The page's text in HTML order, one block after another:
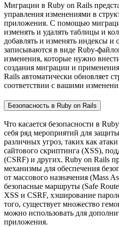
Миграции в Ruby on Rails
управления изменениями в
приложения. С помощью
изменять и удалять таблицы и
добавлять и изменять индексы
записываются в виде Ruby-
изменения, которые нужно
создания миграции и
Rails автоматически обновляет
соответствии с вашими
Безопасность в Ruby on Rails
Что касается безопасности в
себя ряд мероприятий для
различных угроз, таких как
сайтового скриптинга (XSS),
(CSRF) и других. Ruby on Rails
механизмы для обеспечения
от массового назначения (Mass
безопасные маршруты (Safe
XSS и CSRF, хэширование
того, существует множество
можно использовать для
приложения.